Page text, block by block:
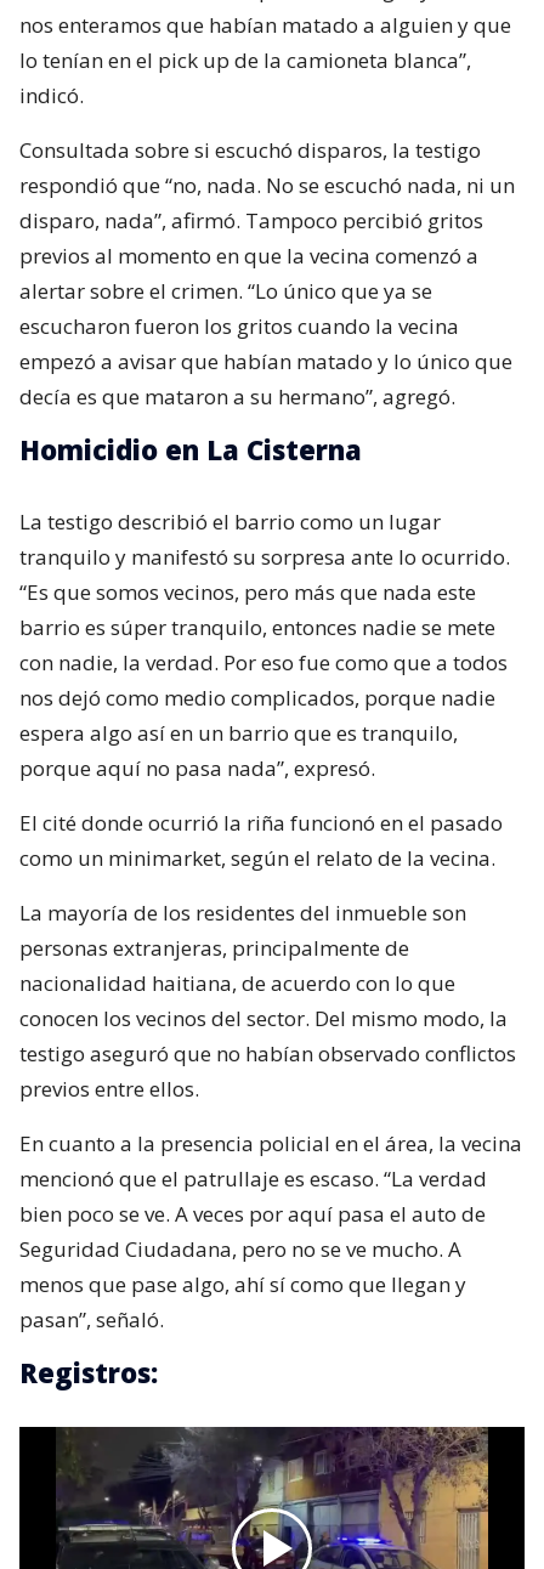
nos enteramos que habían matado a alguien y que
lo tenían en el pick up de la camioneta blanca”,
indicó.
Consultada sobre si escuchó disparos, la testigo
respondió que “no, nada. No se escuchó nada, ni un
disparo, nada”, afirmó. Tampoco percibió gritos
previos al momento en que la vecina comenzó a
alertar sobre el crimen. “Lo único que ya se
escucharon fueron los gritos cuando la vecina
empezó a avisar que habían matado y lo único que
decía es que mataron a su hermano”, agregó.
Homicidio en La Cisterna
La testigo describió el barrio como un lugar
tranquilo y manifestó su sorpresa ante lo ocurrido.
“Es que somos vecinos, pero más que nada este
barrio es súper tranquilo, entonces nadie se mete
con nadie, la verdad. Por eso fue como que a todos
nos dejó como medio complicados, porque nadie
espera algo así en un barrio que es tranquilo,
porque aquí no pasa nada”, expresó.
El cité donde ocurrió la riña funcionó en el pasado
como un minimarket, según el relato de la vecina.
La mayoría de los residentes del inmueble son
personas extranjeras, principalmente de
nacionalidad haitiana, de acuerdo con lo que
conocen los vecinos del sector. Del mismo modo, la
testigo aseguró que no habían observado conflictos
previos entre ellos.
En cuanto a la presencia policial en el área, la vecina
mencionó que el patrullaje es escaso. “La verdad
bien poco se ve. A veces por aquí pasa el auto de
Seguridad Ciudadana, pero no se ve mucho. A
menos que pase algo, ahí sí como que llegan y
pasan”, señaló.
Registros: